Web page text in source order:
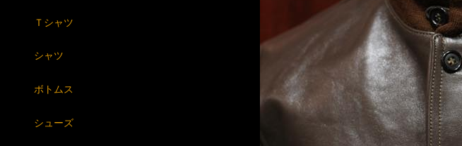
Ｔシャツ
シャツ
ボトムス
シューズ